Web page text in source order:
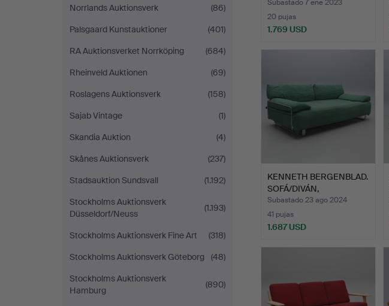
Norrlands Auktionsverk
(86)
Palsgaard Kunstauktioner
(401)
RA Auktionsverket Norrköping
(684)
Rheinveld Auktionen
(69)
Roslagens Auktionsverk
(158)
Sajab Vintage
(1)
Skandia Auktion
(4)
Skånes Auktionsverk
(237)
Stadsauktion Sundsvall
(1.192)
Stockholms Auktionsverk
Düsseldorf/Neuss
(1.193)
Stockholms Auktionsverk Fine Art
(318)
Stockholms Auktionsverk Göteborg
(48)
Stockholms Auktionsverk
Hamburg
(890)
Subastado 7 ene 2023
20 pujas
1.769 USD
KENNETH BERGENBLAD.
SOFÁ/DIVÁN,
«Enmascara…
Subastado 23 ago 2024
41 pujas
1.687 USD